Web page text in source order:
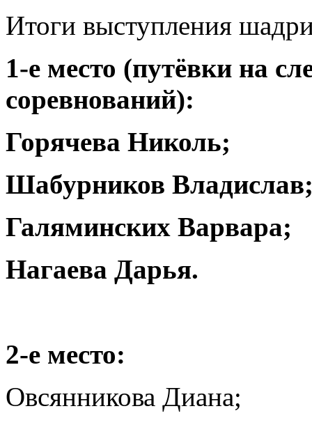
Итоги выступления
1‑е место (путёвки на
соревнований):
Горячева Николь;
Шабурников
Галяминских Варвара;
Нагаева Дарья.
2‑е место:
Овсянникова Диана;